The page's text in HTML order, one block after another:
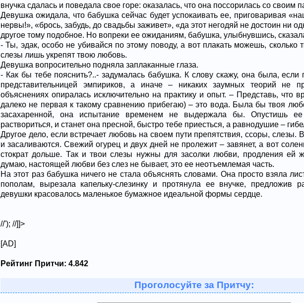
внучка сдалась и поведала свое горе: оказалась, что она поссорилась со своим
Девушка ожидала, что бабушка сейчас будет успокаивать ее, приговаривая
нервы!», «брось, забудь, до свадьбы заживет», «да этот негодяй не достоин ни
другое тому подобное. Но вопреки ее ожиданиям, бабушка, улыбнувшись,
- Ты, эдак, особо не убивайся по этому поводу, а вот плакать можешь, сколько
слезы лишь укрепят твою любовь.
Девушка вопросительно подняла заплаканные глаза.
- Как бы тебе пояснить?..- задумалась бабушка. К слову скажу, она была, если
представительницей эмпириков, а иначе – никаких заумных теорий не
объяснениях опиралась исключительно на практику и опыт. – Представь, что
далеко не первая к такому сравнению прибегаю) – это вода. Была бы твоя
засахаренной, она испытание временем не выдержала бы. Опустишь
раствориться, и станет она пресной, быстро тебе приесться, а равнодушие –
Другое дело, если встречает любовь на своем пути препятствия, ссоры, слезы.
и засаливаются. Свежий огурец и двух дней не пролежит – завянет, а вот
стократ дольше. Так и твои слезы нужны для засолки любви, продления ей
думаю, настоящей любви без слез не бывает, это ее неотъемлемая часть.
На этот раз бабушка ничего не стала объяснять словами. Она просто взяла
пополам, вырезала капельку-слезинку и протянула ее внучке, предложив
девушки красовалось маленькое бумажное идеальной формы сердце.
//'); //]]>
[AD]
Рейтинг Притчи: 4.842
Проголосуйте за Притчу: